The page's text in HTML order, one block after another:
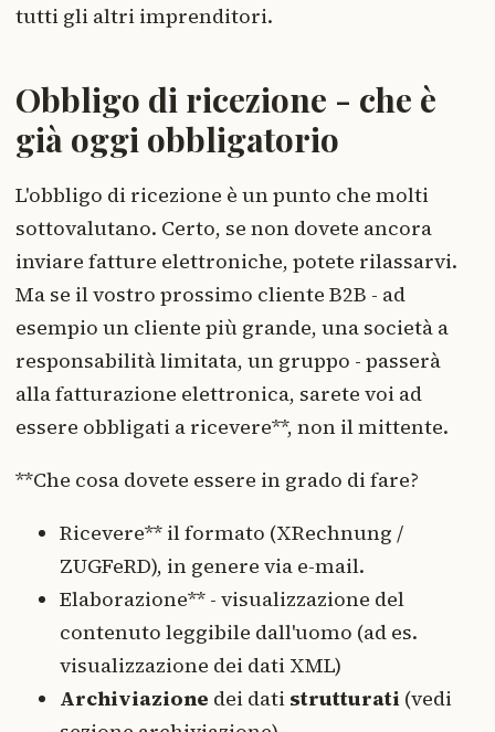
tutti gli altri imprenditori.
Obbligo di ricezione - che è
già oggi obbligatorio
L'obbligo di ricezione è un punto che molti
sottovalutano. Certo, se non dovete ancora
inviare fatture elettroniche, potete rilassarvi.
Ma se il vostro prossimo cliente B2B - ad
esempio un cliente più grande, una società a
responsabilità limitata, un gruppo - passerà
alla fatturazione elettronica, sarete voi ad
essere obbligati a ricevere**, non il mittente.
**Che cosa dovete essere in grado di fare?
Ricevere** il formato (XRechnung /
ZUGFeRD), in genere via e-mail.
Elaborazione** - visualizzazione del
contenuto leggibile dall'uomo (ad es.
visualizzazione dei dati XML)
Archiviazione dei dati strutturati (vedi